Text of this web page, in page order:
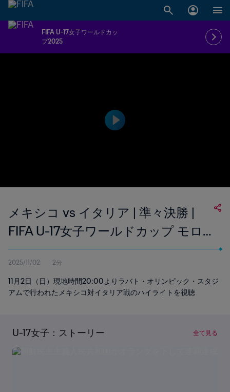
FIFA U-17女子ワールドカッ
プ2025
メキシコ vs イタリア | 準々決勝 |
FIFA U-17女子ワールドカップ モロ
ッコ2025 | ハイライト
2025/11/02 2分
11月2日（日）現地時間20:00よりラバト・オリンピック・スタジ
アムで行われたメキシコ対イタリア戦のハイライトを視聴
U-17女子：ストーリー 全て見る